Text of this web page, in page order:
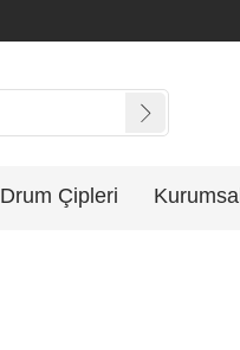
Drum Çipleri Kurumsal